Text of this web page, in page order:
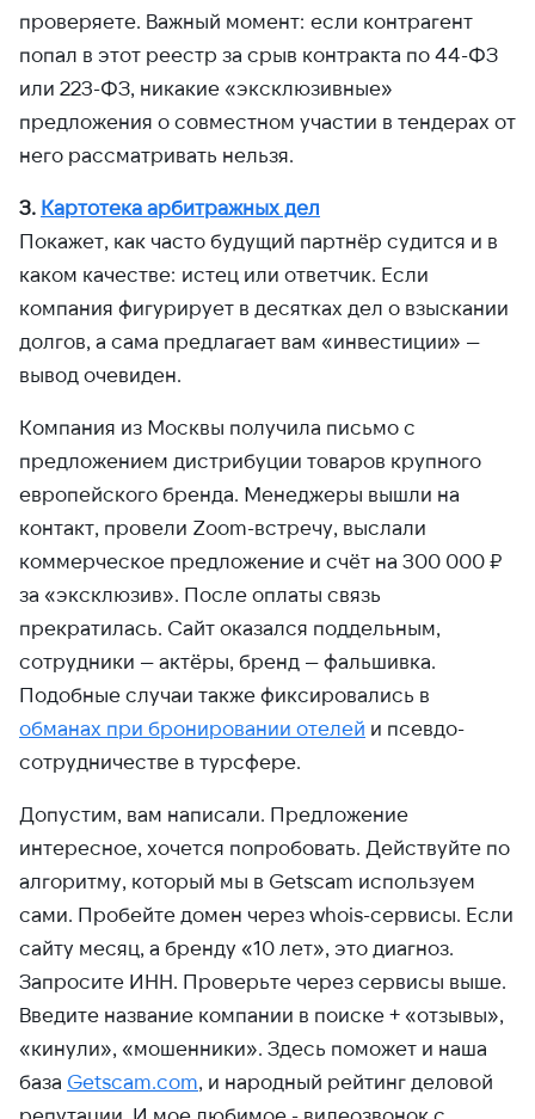
проверяете. Важный момент: если контрагент
попал в этот реестр за срыв контракта по 44-ФЗ
или 223-ФЗ, никакие «эксклюзивные»
предложения о совместном участии в тендерах от
него рассматривать нельзя.
3. Картотека арбитражных дел
Покажет, как часто будущий партнёр судится и в
каком качестве: истец или ответчик. Если
компания фигурирует в десятках дел о взыскании
долгов, а сама предлагает вам «инвестиции» —
вывод очевиден.
Компания из Москвы получила письмо с
предложением дистрибуции товаров крупного
европейского бренда. Менеджеры вышли на
контакт, провели Zoom-встречу, выслали
коммерческое предложение и счёт на 300 000 ₽
за «эксклюзив». После оплаты связь
прекратилась. Сайт оказался поддельным,
сотрудники — актёры, бренд — фальшивка.
Подобные случаи также фиксировались в
обманах при бронировании отелей и псевдо-
сотрудничестве в турсфере.
Допустим, вам написали. Предложение
интересное, хочется попробовать. Действуйте по
алгоритму, который мы в Getscam используем
сами. Пробейте домен через whois-сервисы. Если
сайту месяц, а бренду «10 лет», это диагноз.
Запросите ИНН. Проверьте через сервисы выше.
Введите название компании в поиске + «отзывы»,
«кинули», «мошенники». Здесь поможет и наша
база Getscam.com , и народный рейтинг деловой
репутации. И мое любимое - видеозвонок с